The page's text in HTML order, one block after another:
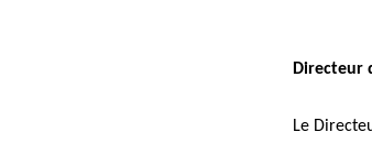
Directeur
Le